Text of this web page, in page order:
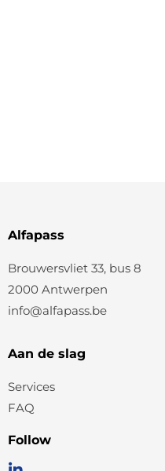
Alfapass
Brouwersvliet 33, bus 8
2000 Antwerpen
info@alfapass.be
Aan de slag
Services
FAQ
Follow